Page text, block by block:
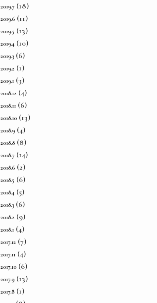
2019.7 (18)
2019.6 (11)
2019.5 (13)
2019.4 (10)
2019.3 (6)
2019.2 (1)
2019.1 (3)
2018.12 (4)
2018.11 (6)
2018.10 (13)
2018.9 (4)
2018.8 (8)
2018.7 (14)
2018.6 (2)
2018.5 (6)
2018.4 (5)
2018.3 (6)
2018.2 (9)
2018.1 (4)
2017.12 (7)
2017.11 (4)
2017.10 (6)
2017.9 (13)
2017.8 (1)